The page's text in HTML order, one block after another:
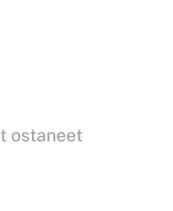
ostaneet